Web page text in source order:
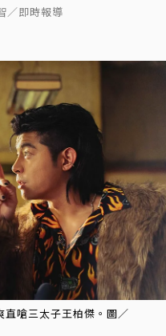
／即時報導
直嗆三太子王柏傑。圖／